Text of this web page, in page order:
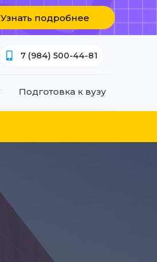
Узнать подробнее
7 (984) 500-44-81
Подготовка к вузу